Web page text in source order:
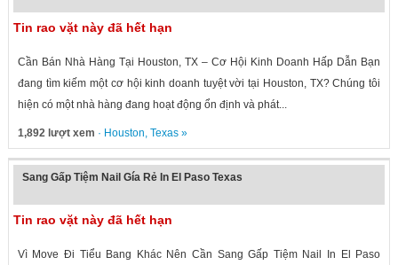
Tin rao vặt này đã hết hạn
Cần Bán Nhà Hàng Tại Houston, TX – Cơ Hội Kinh Doanh Hấp Dẫn Bạn
đang tìm kiếm một cơ hội kinh doanh tuyệt vời tại Houston, TX? Chúng tôi
hiện có một nhà hàng đang hoạt động ổn định và phát...
1,892 lượt xem · Houston, Texas»
Sang Gấp Tiệm Nail Gía Rẻ In El Paso Texas
Tin rao vặt này đã hết hạn
Vì Move Đi Tiểu Bang Khác Nên Cần Sang Gấp Tiệm Nail In El Paso